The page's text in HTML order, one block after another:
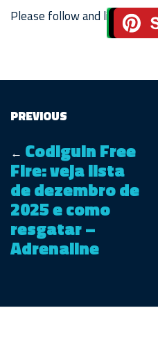
Please follow and like us:
PREVIOUS
← Codiguin Free
Fire: veja lista
de dezembro de
2025 e como
resgatar –
Adrenaline